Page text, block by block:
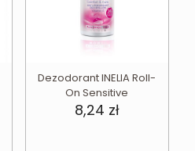
Dezodorant INELIA Roll-
On Sensitive
8,24 zł